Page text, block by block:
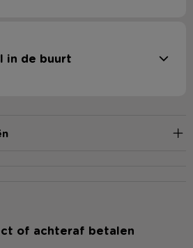
in de buurt
of achteraf betalen